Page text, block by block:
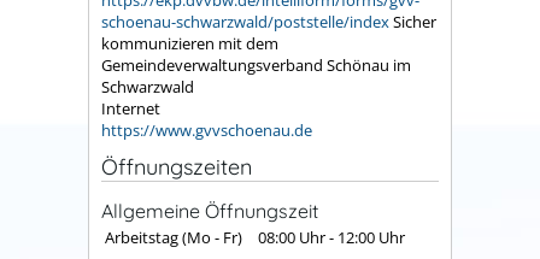
schoenau-schwarzwald/poststelle/indexSicher
kommunizieren mit dem
Gemeindeverwaltungsverband Schönau im
Schwarzwald
Internet
https://www.gvvschoenau.de
Öffnungszeiten
Allgemeine Öffnungszeit
Arbeitstag (Mo - Fr) 08:00 Uhr- 12:00 Uhr